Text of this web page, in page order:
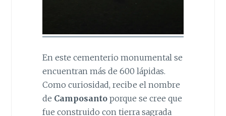
En este cementerio monumental se
encuentran más de 600 lápidas.
Como curiosidad, recibe el nombre
de Camposantoporque se cree que
fue construido con tierra sagrada